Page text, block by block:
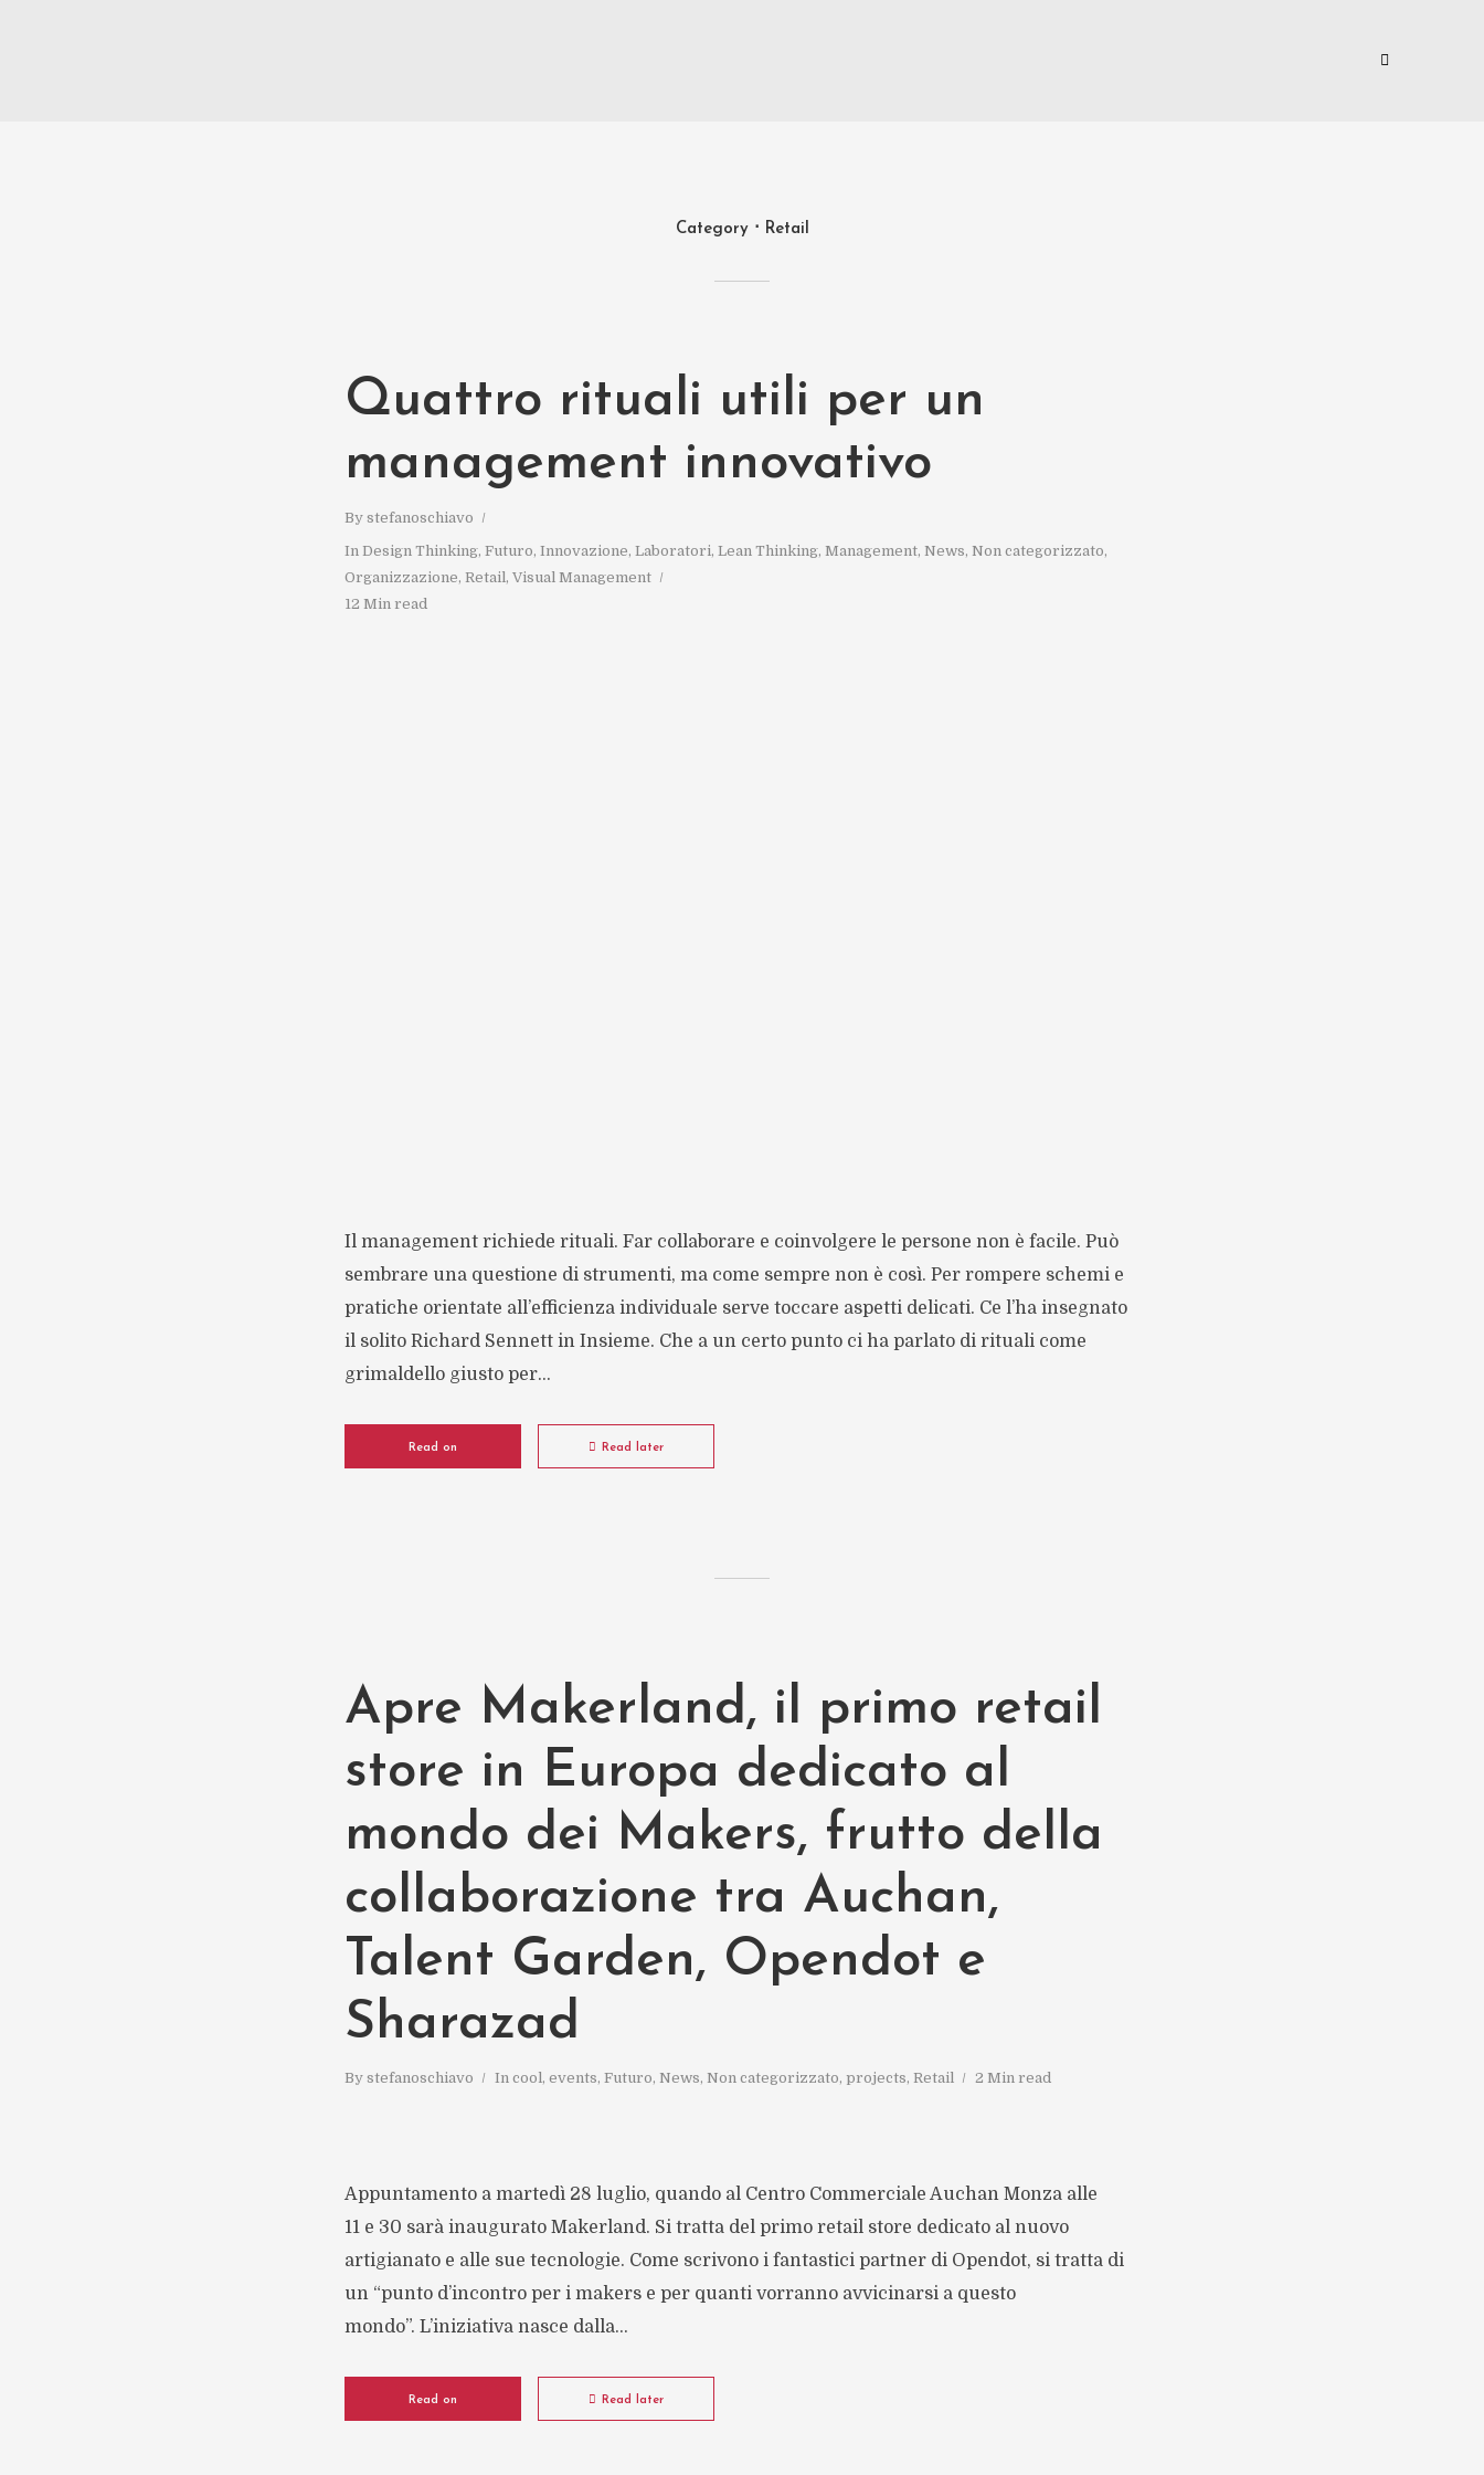
Category Retail
Quattro rituali utili per un
management innovativo
By stefanoschiavo
In Design Thinking, Futuro, Innovazione, Laboratori, Lean Thinking, Management, News, Non categorizzato,
Organizzazione, Retail, Visual Management
12 Min read
Il management richiede rituali. Far collaborare e coinvolgere le persone non è facile. Può
sembrare una questione di strumenti, ma come sempre non è così. Per rompere schemi e
pratiche orientate all’efficienza individuale serve toccare aspetti delicati. Ce l’ha insegnato
il solito Richard Sennett in Insieme. Che a un certo punto ci ha parlato di rituali come
grimaldello giusto per...
Read on Read later
Apre Makerland, il primo retail
store in Europa dedicato al
mondo dei Makers, frutto della
collaborazione tra Auchan,
Talent Garden, Opendot e
Sharazad
By stefanoschiavo In cool, events, Futuro, News, Non categorizzato, projects, Retail 2 Min read
Appuntamento a martedì 28 luglio, quando al Centro Commerciale Auchan Monza alle
11 e 30 sarà inaugurato Makerland. Si tratta del primo retail store dedicato al nuovo
artigianato e alle sue tecnologie. Come scrivono i fantastici partner di Opendot, si tratta di
un “punto d’incontro per i makers e per quanti vorranno avvicinarsi a questo
mondo”. L’iniziativa nasce dalla...
Read on Read later